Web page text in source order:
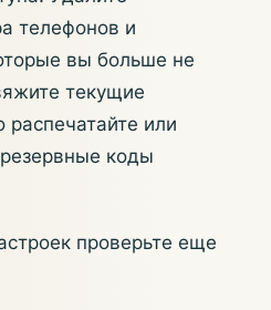
телефонов и
вы больше не
текущие
распечатайте или
коды
проверьте еще